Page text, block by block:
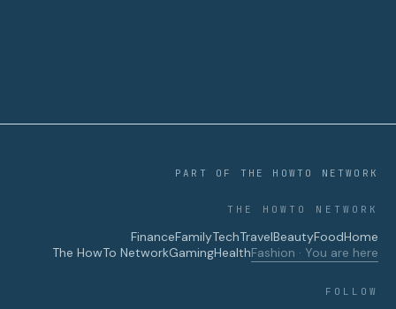
PART OF THE HOWTO NETWORK
THE HOWTO NETWORK
Home
Food
Beauty
Travel
Tech
Family
Finance
Fashion · You are here
Health
Gaming
The HowTo Network
FOLLOW